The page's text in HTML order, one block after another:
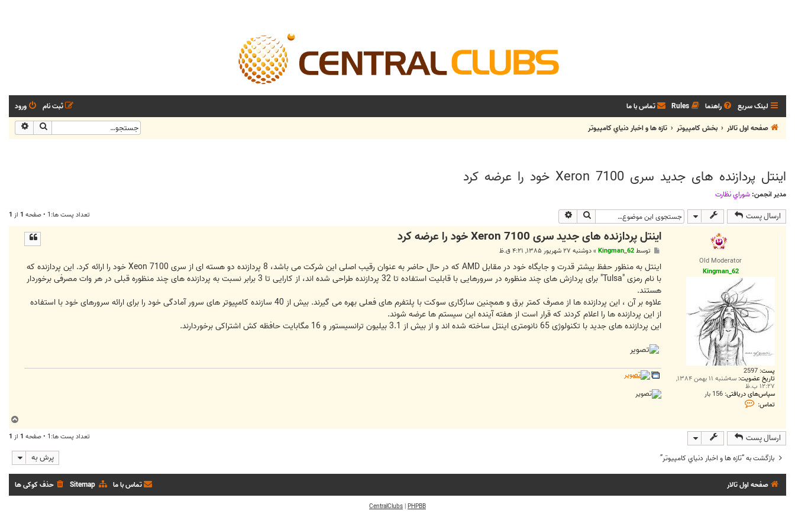
لینک سریع راهنما Rules تماس با ما ورود
ثبت نام
صفحه اول تالار
بخش كامپيوتر تازه ها و اخبار دنياي کامپيوتر جستجو
اینتل پردازنده های جدید سری Xeron 7100 خود را عرضه کرد
مدیر انجمن: شوراي نظارت
ارسال پست جستجو تعداد پست ها:1 • صفحه 1 از 1
Old Moderator
Kingman_62
پست: 2597
تاریخ عضویت: سه‌شنبه ۱۱ بهمن ۱۳۸۴,
۱۲:۲۷ ب.ظ
سپاس‌های دریافتی: 156 بار
تماس:
ت
K
i
n
g
m
_
6
اینتل پردازنده های جدید سری Xeron 7100 خود را عرضه کرد
ت
توسطKingman_62
»دوشنبه ۲۷ شهریور ۱۳۸۵, ۴:۲۱ ق.ظ
اینتل به منظور حفظ بیشتر قدرت و جایگاه خود در مقابل AMD که در حال حاضر به عنوان رقیب اصلی‌ این شرکت می‌ باشد، 8 پردازنده دو هسته ای از سری Xeon 7100 خود را ارائه کرد. این پردازنده که
با نام رمزی "Tulsa" برای پردازش های چند منظوره در سرورهایی‌ با قابلیت استفاده تا 32 پردازنده طراحی‌ شده اند، از کارایی‌ تا 3 برابر نسبت به پردازنده های چند منظوره قبلی‌ در هر وات مصرفی‌ برخوردار
هستند.
علاوه بر آن ، این پردازنده ها از مصرف کمتر برق و همچنین سازگاری سوکت با پلتفرم های فعلی‌ بهره می‌ گیرند. بیش از 40 سازنده کامپیوتر های سرور آمادگی‌ خود را برای ارائه سرورهای خود با استفاده
از این پردازنده ها را اعلام کردند که قرار است از هفته آینده این سیستم ها عرضه شوند.
این پردازنده های جدید با تکنولوژی 65 نانومتری اینتل ساخته شده اند و از بیش از 3.1 بیلیون ترانسیستور و 16 مگابایت حافظه کش اشتراکی‌ برخوردارند.
ا
ارسال پست تعداد پست ها:1 • صفحه 1 از 1
بازگشت به “تازه ها و اخبار دنياي کامپيوتر” پرش به
صفحه اول تالار حذف کوکی ها Sitemap تماس با ما
PHPBB
|
CentralClubs